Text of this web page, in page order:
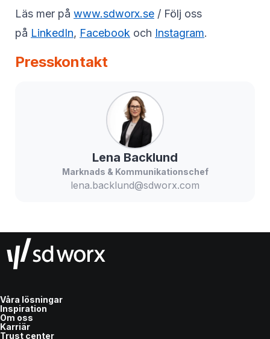
Läs mer på www.sdworx.se / Följ oss
på LinkedIn, Facebook och Instagram.
Presskontakt
Lena Backlund
Marknads & Kommunikationschef
lena.backlund@sdworx.com
Våra lösningar
Inspiration
Om oss
Karriär
Trust center